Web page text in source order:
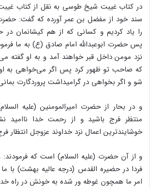
در کتاب غیبت شیخ طوسی به نقل از کتاب
سند خود از مفضل بن عمر آورده که گفت: حضرت
را یاد کردیم و کسانی که از هم کیشانمان در
پس حضرت ابوعبدالله امام صادق (ع) به ما
نزد مومن داخل قبر خواهند آمد و به او گفته
که صاحب تو ظهور کرد پس اگر می‌خواهی به
شو و اگر بخواهی در گرامیداشت پروردگارت
و در بحار از حضرت امیرالمومنین (علیه
منتظر فرج باشید و از رحمت خدا ناامید
خوشایندترین اعمال نزد خداوند عزوجل انتظار
و از آن حضرت (علیه السلام) است که فرمودند:
فردا در حضیره القدس (درجه عالیه بهشت) با
امر ما همچون غوطه ور شده به خونش در راه